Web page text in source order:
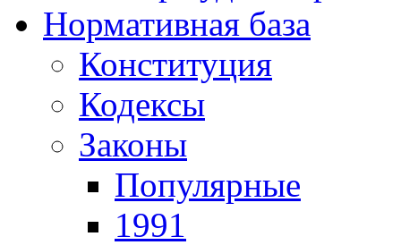
Нормативная база
Конституция
Кодексы
Законы
Популярные
1991